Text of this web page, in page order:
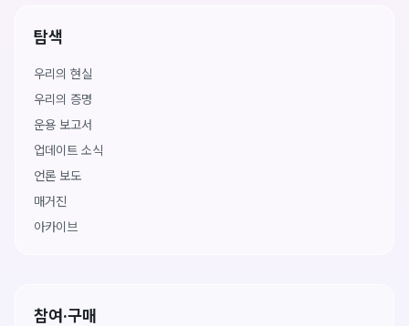
탐색
우리의 현실
우리의 증명
운용 보고서
업데이트 소식
언론 보도
매거진
아카이브
참여·구매